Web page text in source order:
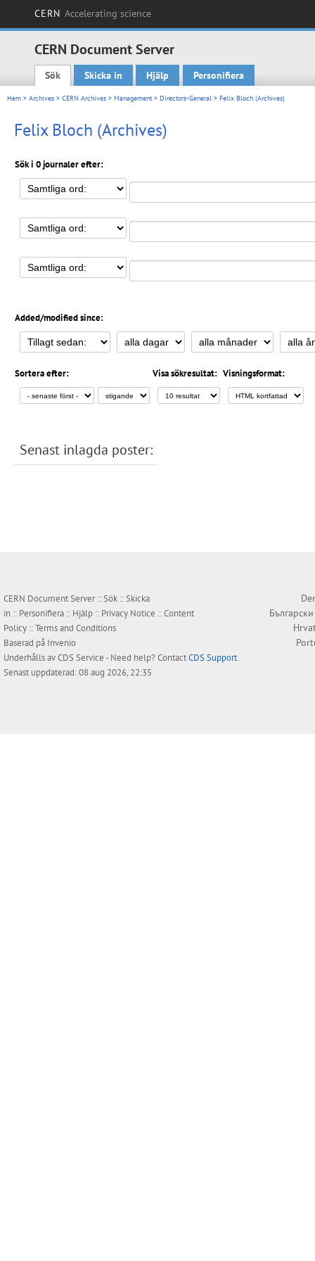
CERN Accelerating science
CERN Document Server
Main menu
Sök Skicka in Hjälp Personifiera
Hem > Archives > CERN Archives > Management> Directors-General > Felix Bloch (Archives)
Felix Bloch (Archives)
Sök i 0 journaler efter:
Added/modified since:
Sortera efter: Visa sökresultat: Visningsformat:
Senast inlagda poster:
CERN Document Server ::Sök ::Skicka
in :: Personifiera :: Hjälp :: Privacy Notice ::Content
Policy ::Terms and Conditions
Baserad på Invenio
Underhålls avCDS Service- Need help? ContactCDS Support.
Senast uppdaterad: 08 aug 2026, 22:35
Български